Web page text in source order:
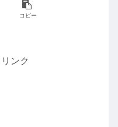
コピー
ンク